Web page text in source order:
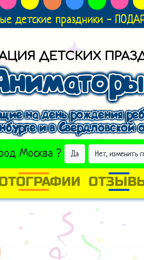
детские праздники -
ДЕТСКИХ
на день рождения
и в Свердловской
Москва ? Да Нет, изменить
ВЫБРАТЬ ДРУГОЙ ГОРОД